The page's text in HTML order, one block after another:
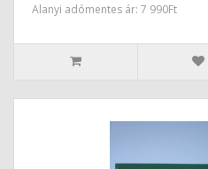
Alanyi adómentes ár: 7 990Ft